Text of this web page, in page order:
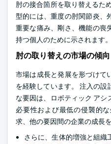
肘の接合箇所を取り替えるた
型的には、重度の肘関節炎、
重要な痛み、剛さ、機能の喪
持つ個人のために示されます。
肘の取り替えの市場の傾向
市場は成長と発展を形づけて
を経験しています。 注入の設
な要因は、ロボティック ア
必要性および最低の侵襲的
求、他の要因間の企業の成長
さらに、生体的増強と組織